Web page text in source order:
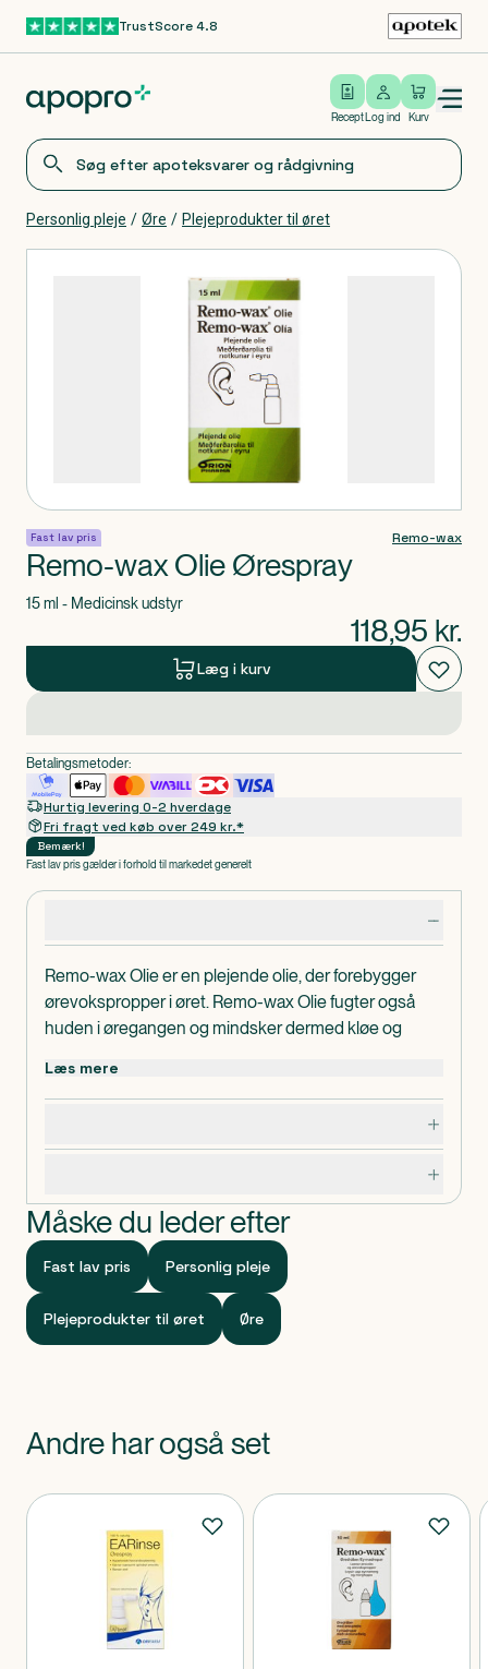
Gå til hovedindholdTrustScore 4.8
Recept
Log ind
Log ind Kurv
Open/close menu
Personlig pleje / Øre / Plejeprodukter til øret
Remo-wax Olie er en plejende olie, der forebygger
ørevokspropper i øret. Remo-wax Olie fugter også
huden i øregangen og mindsker dermed kløe og
Bemærkning
Brug ikke hvis: Øret er betændt eller gør ondt, der
flyder sekret ud af øret, trommehinden er beskadiget,
Bør ikke anvendes til børn under 1 år uden kontakt
med læge.
Må ikke opbevares ved temperatur over 25 grader.
Opbevares utilgængeligt for børn.
Må ikke anvendes efter udløbsdato.
Læs mere
Måske du leder efter
Fast lav pris Personlig pleje
Plejeprodukter til øret Øre
Fast lav pris Remo-wax
Remo-wax Olie Ørespray
15 ml - Medicinsk udstyr
118,95 kr.
Læg i kurv
Betalingsmetoder:
Hurtig levering 0-2 hverdage
Fri fragt ved køb over 249 kr.*
Bemærk!
Fast lav pris gælder i forhold til markedet generelt
Andre har også set
Produkter